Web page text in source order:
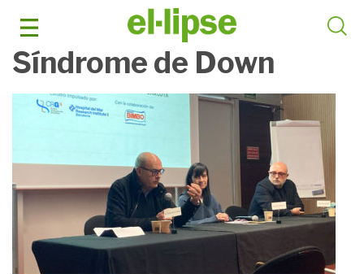
contenido
Síndrome de Down